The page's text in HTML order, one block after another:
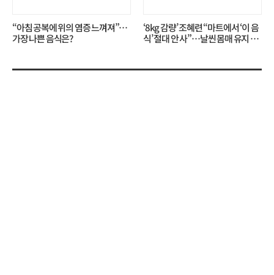
“아침 공복에 위의 염증 느껴져”…
가장 나쁜 음식은?
‘8kg 감량’ 조혜련 “마트에서 ‘이 음
식’ 절대 안 사”…날씬 몸매 유지 비